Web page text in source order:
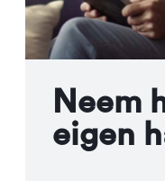
Neem
eigen